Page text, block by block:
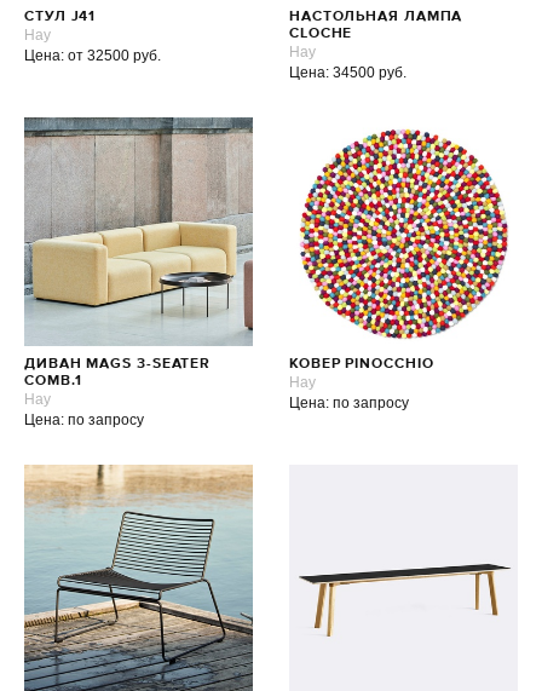
СТУЛ J41
Hay
Цена: от 32500 руб.
НАСТОЛЬНАЯ ЛАМПА
CLOCHE
Hay
Цена: 34500 руб.
ДИВАН MAGS 3-SEATER
COMB.1
Hay
Цена: по запросу
КОВЕР PINOCCHIO
Hay
Цена: по запросу